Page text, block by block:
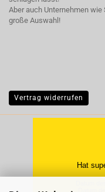
Aber auch Unternehmen
große Auswahl!
Vertrag widerrufen